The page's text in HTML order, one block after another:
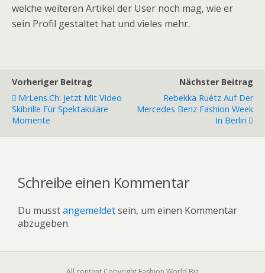
welche weiteren Artikel der User noch mag, wie er
sein Profil gestaltet hat und vieles mehr.
Vorheriger Beitrag
MrLens.ch: Jetzt Mit Video
Skibrille Für Spektakuläre
Momente
Nächster Beitrag
Rebekka Ruétz Auf Der
Mercedes Benz Fashion Week
In Berlin
Schreibe einen Kommentar
Du musstangemeldetsein, um einen Kommentar
abzugeben.